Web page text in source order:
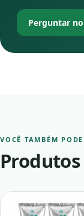
Perguntar
VOCÊ TAMBÉM